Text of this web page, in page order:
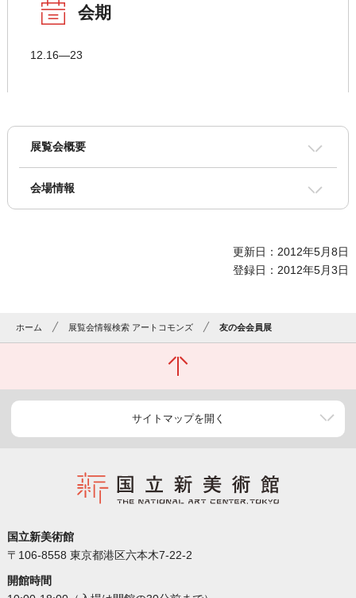
会期
12.16―23
展覧会概要
会場情報
更新日：2012年5月8日
登録日：2012年5月3日
ホーム 展覧会情報検索 アートコモンズ 友の会会員展
サイトマップを開く
国立新美術館
〒106-8558 東京都港区六本木7-22-2
開館時間